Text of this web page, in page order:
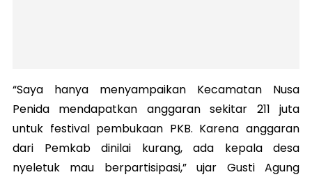
“Saya hanya menyampaikan Kecamatan Nusa
Penida mendapatkan anggaran sekitar 211 juta
untuk festival pembukaan PKB. Karena anggaran
dari Pemkab dinilai kurang, ada kepala desa
nyeletuk mau berpartisipasi,” ujar Gusti Agung